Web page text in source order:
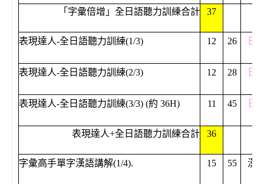
「字彙倍增」全日語聽力訓練合計 37
表現達人-全日語聽力訓練(1/3) 12 26 日
表現達人-全日語聽力訓練(2/3) 12 28 日
表現達人-全日語聽力訓練(3/3) (約 36H) 11 45 日
表現達人+全日語聽力訓練合計 36
字彙高手單字漢語講解(1/4). 15 55 漢